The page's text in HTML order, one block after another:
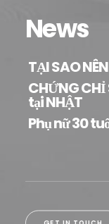
News
TẠI SAO
CHỨNG CHỈ
tại NHẬT
Phụ nữ 30